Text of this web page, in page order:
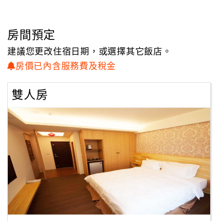
地
圖
顧
務
意
度
訂
房間預定
建議您更改住宿日期，或選擇其它飯店。
房價已內含服務費及稅金
雙人房